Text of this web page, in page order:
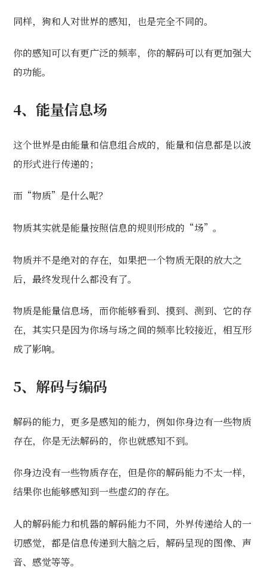
同样，狗和人对世界的感知，也是完全不同的。
你的感知可以有更广泛的频率，你的解码可以有更加强大
的功能。
4、能量信息场
这个世界是由能量和信息组合成的，能量和信息都是以波
的形式进行传递的；
而“物质”是什么呢？
物质其实就是能量按照信息的规则形成的“场”。
物质并不是绝对的存在，如果把一个物质无限的放大之
后，最终发现什么都没有了。
物质是能量信息场，而你能够看到、摸到、测到、它的存
在，其实只是因为你场与场之间的频率比较接近，相互形
成了影响。
5、解码与编码
解码的能力，更多是感知的能力，例如你身边有一些物质
存在，你是无法解码的，你也就感知不到。
你身边没有一些物质存在，但是你的解码能力不太一样，
结果你也能够感知到一些虚幻的存在。
人的解码能力和机器的解码能力不同，外界传递给人的一
切感觉，都是信息传递到大脑之后，解码呈现的图像、声
音、感觉等等。